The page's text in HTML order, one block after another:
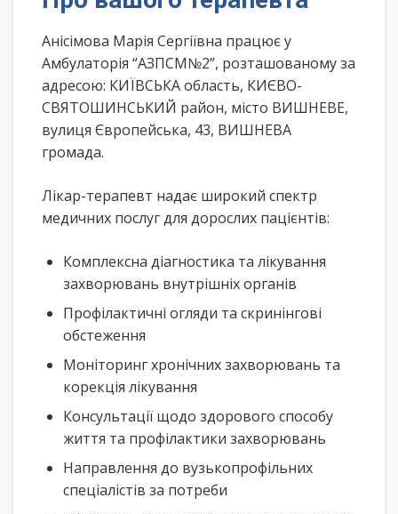
Анісімова Марія Сергіївна працює у
Амбулаторія “АЗПСМ№2”, розташованому за
адресою: КИЇВСЬКА область, КИЄВО-
СВЯТОШИНСЬКИЙ район, місто ВИШНЕВЕ,
вулиця Європейська, 43, ВИШНЕВА
громада.
Лікар-терапевт надає широкий спектр
медичних послуг для дорослих пацієнтів:
Комплексна діагностика та лікування
захворювань внутрішніх органів
Профілактичні огляди та скринінгові
обстеження
Моніторинг хронічних захворювань та
корекція лікування
Консультації щодо здорового способу
життя та профілактики захворювань
Направлення до вузькопрофільних
спеціалістів за потреби